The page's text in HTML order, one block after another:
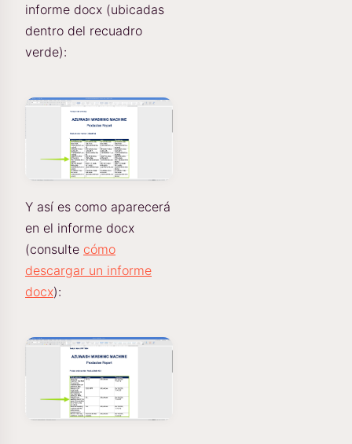
informe docx (ubicadas
dentro del recuadro
verde):
Y así es como aparecerá
en el informe docx
(consulte cómo
descargar un informe
docx):